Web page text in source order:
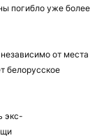
погибло уже более
от места
белорусское
экс-